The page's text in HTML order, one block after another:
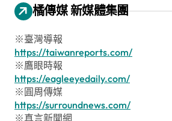
橘傳媒 新媒體集團
※臺灣導報
https://taiwanreports.com/
※鷹眼時報
https://eagleeyedaily.com/
※圓周傳媒
https://surroundnews.com/
※真言新聞網